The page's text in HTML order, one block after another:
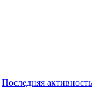
Последняя активность